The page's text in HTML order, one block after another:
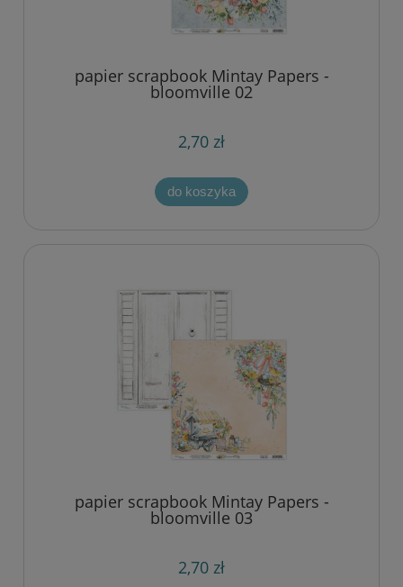
papier scrapbook Mintay Papers -
bloomville 02
2,70 zł
do koszyka
papier scrapbook Mintay Papers -
bloomville 03
2,70 zł